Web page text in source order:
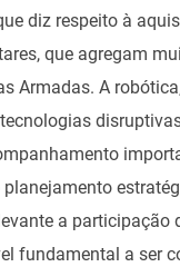
diz respeito à
que agregam
Armadas. A
a participação
fundamental a ser